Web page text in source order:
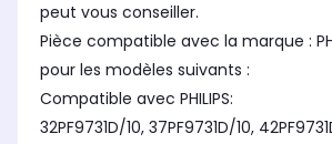
peut vous conseiller.
Pièce compatible avec la marque :
pour les modèles suivants :
Compatible avec PHILIPS:
32PF9731D/10, 37PF9731D/10,